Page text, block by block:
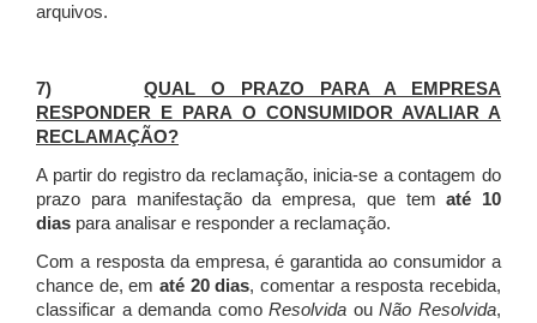
arquivos.
7)QUAL O PRAZO PARA A EMPRESA
RESPONDER E PARA O CONSUMIDOR AVALIAR A
RECLAMAÇÃO?
A partir do registro da reclamação, inicia-se a contagem do
prazo para manifestação da empresa, que tematé 10
dias para analisar e responder a reclamação.
Com a resposta da empresa, é garantida ao consumidor a
chance de, em até 20 dias, comentar a resposta recebida,
classificar a demanda comoResolvida ouNão Resolvida,